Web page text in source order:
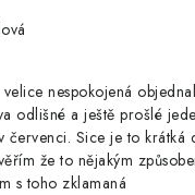
nespokojená
odlišné a ještě prošlé
červenci. Sice je to krátká
že to nějakým
s toho zklamaná